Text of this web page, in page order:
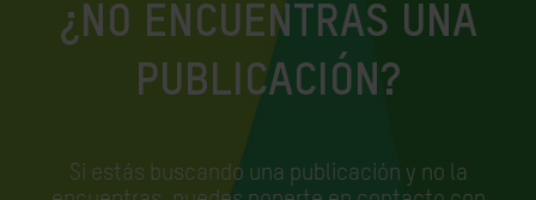
¿NO ENCUENTRAS UNA
PUBLICACIÓN?
Si estás buscando una publicación y no la